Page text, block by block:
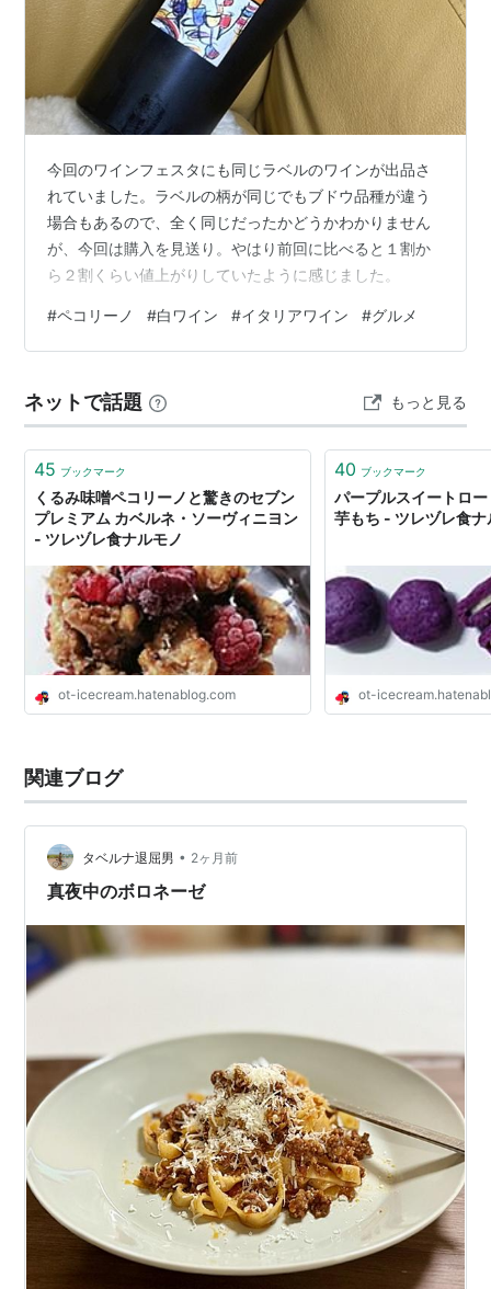
今回のワインフェスタにも同じラベルのワインが出品さ
れていました。ラベルの柄が同じでもブドウ品種が違う
場合もあるので、全く同じだったかどうかわかりません
が、今回は購入を見送り。やはり前回に比べると１割か
ら２割くらい値上がりしていたように感じました。
#ペコリーノ #白ワイン #イタリアワイン #グルメ
ネットで話題 もっと見る
45 ブックマーク
くるみ味噌ペコリーノと驚きのセブン
プレミアム カベルネ・ソーヴィニヨン
- ツレヅレ食ナルモノ
ot-icecream.hatenablog.com
40 ブックマーク
パープルスイートロ
芋もち - ツレヅレ食ナ
ot-
関連ブログ
タベルナ退屈男 • 2ヶ月前
真夜中のボロネーゼ